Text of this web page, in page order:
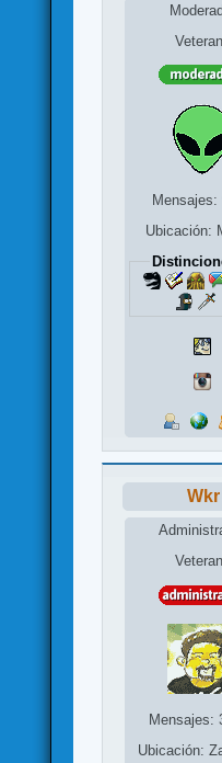
Mensajes:
Ubicación:
Wkr
Mensajes:
Ubicación: